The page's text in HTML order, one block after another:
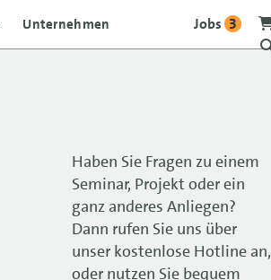
Jobs 3
Unternehmen
Haben Sie Fragen zu einem
Seminar, Projekt oder ein
ganz anderes Anliegen?
Dann rufen Sie uns über
unser kostenlose Hotline an,
oder nutzen Sie bequem